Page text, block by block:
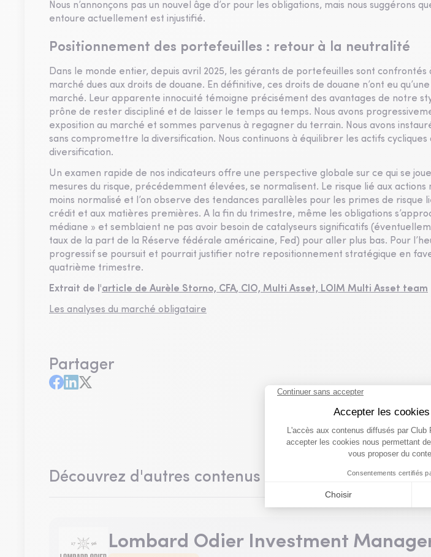
Nous n’annonçons pas un nouvel âge d’or pour les obligations, mais nous suggérons
entoure actuellement est injustifié.
Positionnement des portefeuilles : retour à la neutralité
Dans le monde entier, depuis avril 2025, les gérants de portefeuilles sont confrontés
marché dues aux droits de douane. En définitive, ces droits de douane n’ont eu
marché. Leur apparente innocuité témoigne précisément des avantages de notre
prône de rester discipliné et de laisser le temps au temps. Nous avons
exposition au marché et sommes parvenus à regagner du terrain. Nous avons
sans compromettre la diversification. Nous continuons à équilibrer les actifs cycliques
diversification.
Un examen rapide de nos indicateurs offre une perspective globale sur ce qui se
mesures du risque, précédemment élevées, se normalisent. Le risque lié aux actions
moins normalisé et l’on observe des tendances parallèles pour les primes de risque
crédit et aux matières premières. A la fin du trimestre, même les obligations
médiane » et semblaient ne pas avoir besoin de catalyseurs significatifs
taux de la part de la Réserve fédérale américaine, Fed) pour aller plus bas. Pour
progressif se poursuit et pourrait justifier notre repositionnement stratégique en
quatrième trimestre.
Extrait de l'article de Aurèle Storno, CFA, CIO, Multi Asset, LOIM Multi Asset team
Les analyses du marché obligataire
Partager
Découvrez d'autres contenus du même partenaire
Lombard Odier Investment